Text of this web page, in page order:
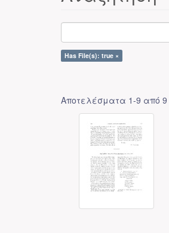
Has File(s): true ×
Αποτελέσματα 1-9 από 9